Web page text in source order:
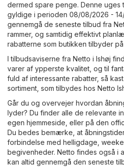
dermed spare penge. Denne uges
gyldige i perioden 08/08/2026 -
gennemgå de seneste tilbud fra
rammer, og samtidig effektivt
rabatterne som butikken tilbyder
I tilbudsaviserne fra Netto i Ishøj
varer af ypperste kvalitet, og til
fuld af interessante rabatter, så
sortiment, som tilbydes hos Netto
Går du og overvejer hvordan
lyder? Du finder alle de relevante
egen hjemmeside, eller på den
Du bedes bemærke, at
forbindelse med helligdage,
begivenheder. Netto findes også i
kan altid gennemgå den seneste